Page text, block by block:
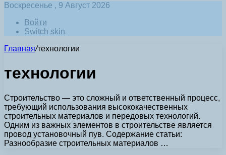
Воскресенье , 9 Август 2026
Войти
Switch skin
Главная/технологии
технологии
Строительство — это сложный и ответственный процесс,
требующий использования высококачественных
строительных материалов и передовых технологий.
Одним из важных элементов в строительстве является
провод установочный пув. Содержание статьи:
Разнообразие строительных материалов …